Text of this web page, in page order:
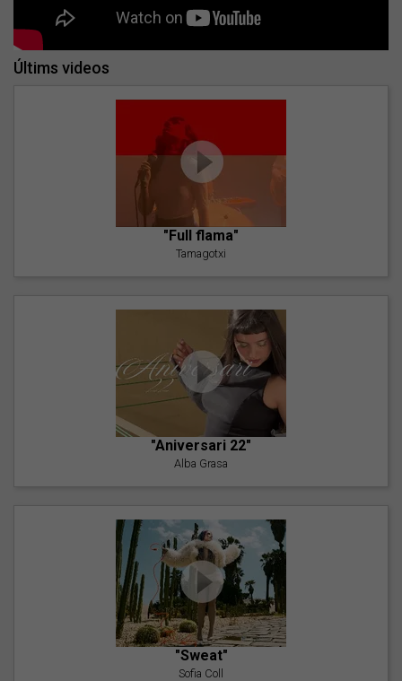
Últims videos
"Full flama"
Tamagotxi
"Aniversari 22"
Alba Grasa
"Sweat"
Sofia Coll